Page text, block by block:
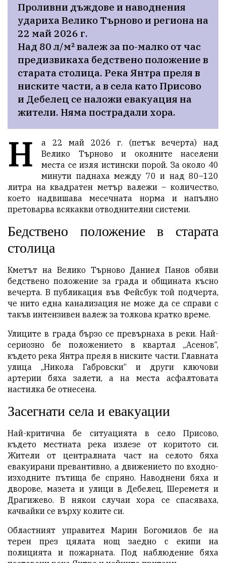
Проливни дъждове и наводнения
удариха Велико Търново и региона на
22 май 2026 г.
Над 80 л/м² валеж за по-малко от час
предизвикаха бедствено положение в
старата столица. Река Янтра преля в
ниските части, а в села като Присово
и Дебелец се наложи евакуация на
жители. Няма пострадали хора.
Н
а 22 май 2026 г. (петък вечерта) над
Велико Търново и околните населени
места се изля истински порой. За около 40
минути паднаха между 70 и над 80–120
литра на квадратен метър валежи – количество,
което надвишава месечната норма и напълно
претоварва всякакви отводнителни системи.
Бедствено положение в старата
столица
Кметът на Велико Търново Даниел Панов обяви
бедствено положение за града и общината късно
вечерта. В публикация във Фейсбук той подчерта,
че нито една канализация не може да се справи с
такъв интензивен валеж за толкова кратко време.
Улиците в града бързо се превърнаха в реки. Най-
сериозно бе положението в квартал „Асенов“,
където река Янтра преля в ниските части. Главната
улица „Никола Габровски“ и други ключови
артерии бяха залети, а на места асфалтовата
настилка бе отнесена.
Засегнати села и евакуации
Най-критична бе ситуацията в село Присово,
където местната река излезе от коритото си.
Жители от централната част на селото бяха
евакуирани превантивно, а движението по входно-
изходните пътища бе спряно. Наводнени бяха и
дворове, мазета и улици в Дебелец, Шереметя и
Драгижево. В някои случаи хора се спасяваха,
качвайки се върху колите си.
Областният управител Марин Богомилов бе на
терен през цялата нощ заедно с екипи на
полицията и пожарната. Под наблюдение бяха